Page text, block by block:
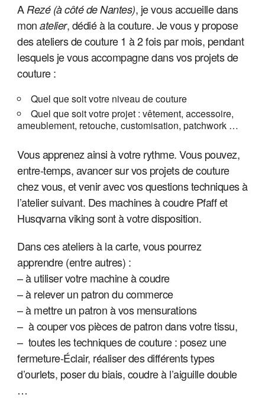
A Rezé (à côté de Nantes), je vous accueilledans
mon atelier, dédié à la couture. Je vous y propose
des ateliers de couture 1 à 2 fois par mois, pendant
lesquels je vous accompagne dans vos projets de
couture :
Quel que soit votre niveau de couture
Quel que soit votre projet : vêtement, accessoire,
ameublement, retouche, customisation, patchwork …
Vous apprenez ainsi à votre rythme. Vous pouvez,
entre-temps, avancer sur vos projets de couture
chez vous, et venir avec vos questions techniques à
l’atelier suivant. Des machines à coudre Pfaff et
Husqvarna viking sont à votre disposition.
Dans ces ateliers à la carte, vous pourrez
apprendre (entre autres) :
– à utiliser votre machine à coudre
– à relever un patron du commerce
– à mettre un patron à vos mensurations
– à couper vos pièces de patron dans votre tissu,
– toutes les techniques de couture : posez une
fermeture-Éclair, réaliser des différents types
d’ourlets, poser du biais, coudre à l’aiguille double
…